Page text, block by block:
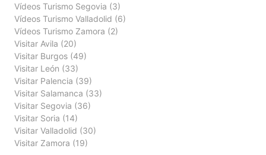
Vídeos Turismo Segovia (3)
Vídeos Turismo Valladolid (6)
Vídeos Turismo Zamora (2)
Visitar Avila (20)
Visitar Burgos (49)
Visitar León (33)
Visitar Palencia (39)
Visitar Salamanca (33)
Visitar Segovia (36)
Visitar Soria (14)
Visitar Valladolid (30)
Visitar Zamora (19)